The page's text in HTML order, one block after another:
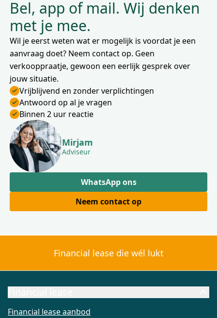
Bel, app of mail. Wij denken
met je mee.
Wil je eerst weten wat er mogelijk is voordat je een
aanvraag doet? Neem contact op. Geen
verkooppraatje, gewoon een eerlijk gesprek over
jouw situatie.
Vrijblijvend en zonder verplichtingen
Antwoord op al je vragen
Binnen 2 uur reactie
Mirjam
Adviseur
WhatsApp ons
Neem contact op
Financial lease die wél lukt
Financial lease aanbod